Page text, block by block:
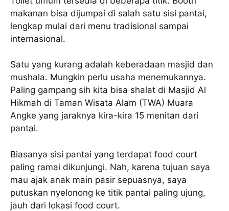
makanan bisa dijumpai di salah satu sisi pantai,
lengkap mulai dari menu tradisional sampai
internasional.
Satu yang kurang adalah keberadaan masjid dan
mushala. Mungkin perlu usaha menemukannya.
Paling gampang sih kita bisa shalat di Masjid Al
Hikmah di Taman Wisata Alam (TWA) Muara
Angke yang jaraknya kira-kira 15 menitan dari
pantai.
Biasanya sisi pantai yang terdapat food court
paling ramai dikunjungi. Nah, karena tujuan saya
mau ajak anak main pasir sepuasnya, saya
putuskan nyelonong ke titik pantai paling ujung,
jauh dari lokasi food court.